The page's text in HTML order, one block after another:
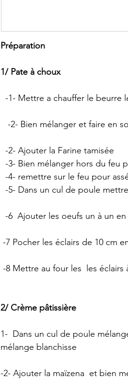
Préparation
1/ Pate à choux
-1- Mettre a chauffer le beurre
-2- Bien mélanger et faire en
-2- Ajouter la Farine tamisée
-3- Bien mélanger hors du feu
-4- remettre sur le feu pour
-5- Dans un cul de poule
-6  Ajouter les oeufs un à un
-7 Pocher les éclairs de 10 cm
-8 Mettre au four les  les éclairs
2/ Crème pâtissière
1-  Dans un cul de poule
mélange blanchisse
-2- Ajouter la maïzena  et bien